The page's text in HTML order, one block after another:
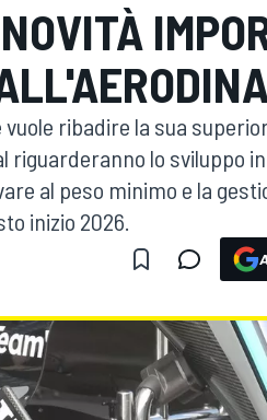
ribadire la sua
riguarderanno lo sviluppo
al peso minimo e la
inizio 2026.